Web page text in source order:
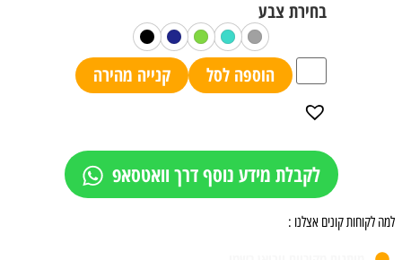
הוספה לסל קנייה מהירה
לקבלת מידע נוסף דרך וואטסאפ
למה לקוחות קונים אצלנו :